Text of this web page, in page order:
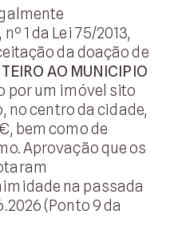
1 da Lei 75/2013,
da doação de
AO MUNICIPIO
por um imóvel sito
no centro da cidade,
bem como de
Aprovação que os
na passada
(Ponto 9 da